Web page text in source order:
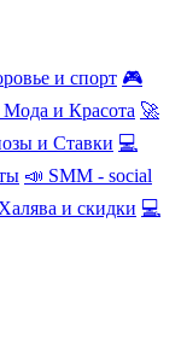
и спорт 🎮
Мода и Красота 🚀
и Ставки 💻
📣 SMM - social
и скидки 💻